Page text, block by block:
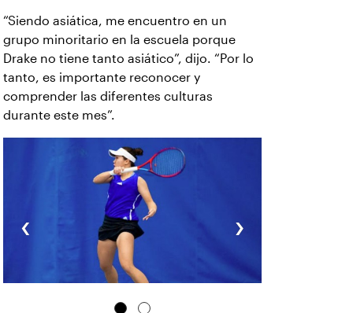
“Siendo asiática, me encuentro en un
grupo minoritario en la escuela porque
Drake no tiene tanto asiático”, dijo. “Por lo
tanto, es importante reconocer y
comprender las diferentes culturas
durante este mes”.
‹ ›